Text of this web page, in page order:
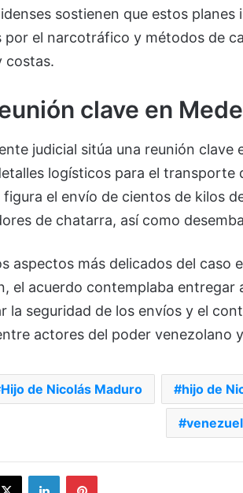
sostienen que estos
por el narcotráfico y métodos de
costas.
clave en
judicial sitúa una reunión
logísticos para el transporte
el envío de cientos de kilos
de chatarra, así como
aspectos más delicados del caso
el acuerdo contemplaba
la seguridad de los envíos y el
actores del poder venezolano
Hijo de Nicolás Maduro hijo de
X LinkedInPinterest